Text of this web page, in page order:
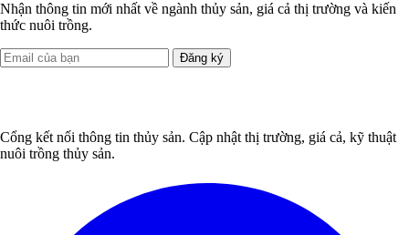
Nhận thông tin mới nhất về ngành thủy sản, giá cả thị trường và kiến
thức nuôi trồng.
Đăng ký
Cổng kết nối thông tin thủy sản. Cập nhật thị trường, giá cả, kỹ thuật
nuôi trồng thủy sản.